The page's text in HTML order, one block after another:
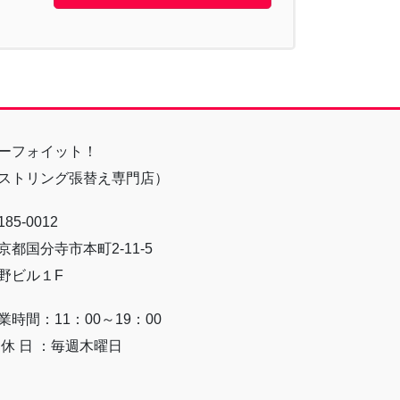
フォイット！
ストリング張替え専門店）
0012
都国分寺市本町2-11-5
ビル１F
時間：11：00～19：00
日 ：毎週木曜日